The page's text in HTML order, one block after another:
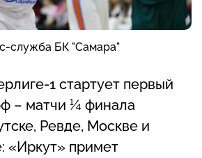
служба БК "Самара"
1 стартует первый
– матчи ¼ финала
Ревде, Москве и
«Иркут» примет